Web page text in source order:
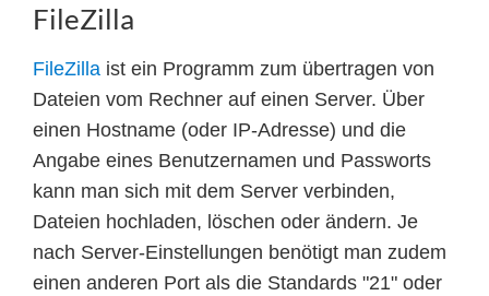
FileZilla
FileZilla ist ein Programm zum übertragen von
Dateien vom Rechner auf einen Server. Über
einen Hostname (oder IP-Adresse) und die
Angabe eines Benutzernamen und Passworts
kann man sich mit dem Server verbinden,
Dateien hochladen, löschen oder ändern. Je
nach Server-Einstellungen benötigt man zudem
einen anderen Port als die Standards "21" oder